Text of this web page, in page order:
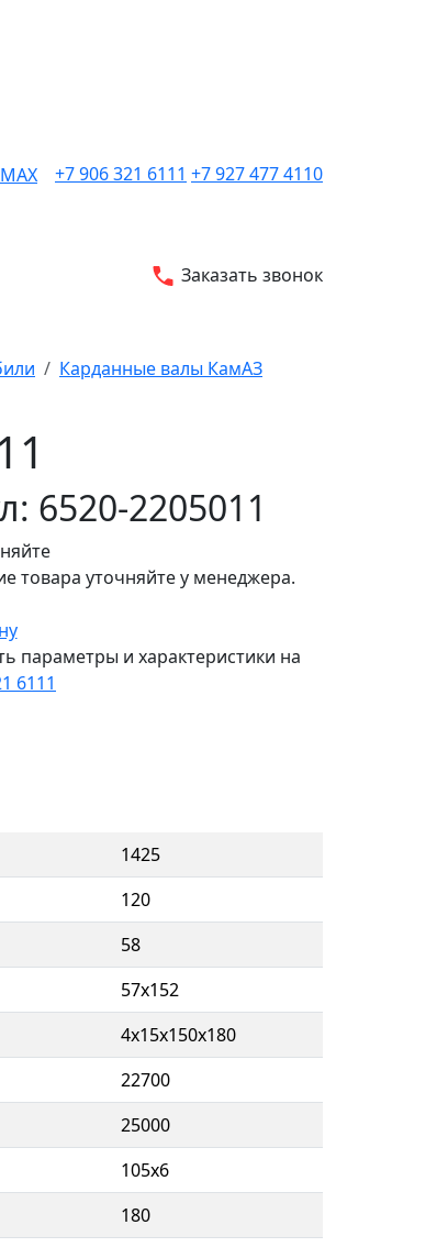
+7 906 321 6111 +7 927 477 4110
Заказать звонок
Карданные валы КамАЗ
6520-2205011
товара уточняйте у менеджера.
параметры и характеристики на
6111
1425
120
58
57х152
4х15х150х180
22700
25000
105х6
180